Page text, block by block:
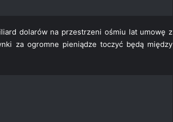
dolarów na przestrzeni ośmiu lat umowę z
za ogromne pieniądze toczyć będą między